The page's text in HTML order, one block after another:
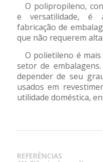
O polipropileno,
e versatilidade, é
fabricação de
que não requerem
O polietileno é
setor de
depender de seu
usados em
utilidade doméstica,
REFERÊNCIAS